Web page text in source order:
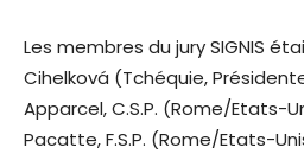
Les membres du jury SIGNIS
Cihelková (Tchéquie,
Apparcel, C.S.P. (Rome/Etats-
Pacatte, F.S.P. (Rome/Etats-